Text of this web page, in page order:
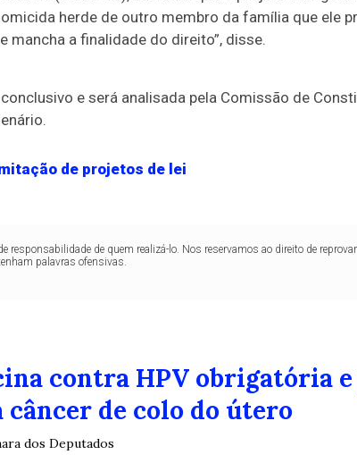
herde de outro membro da família que ele
mancha a finalidade do direito”, disse.
e será analisada pela Comissão de
de projetos de lei
responsabilidade de quem realizá-lo. Nos reservamos ao direito de
palavras ofensivas.
contra HPV obrigatória
de colo do útero
dos Deputados